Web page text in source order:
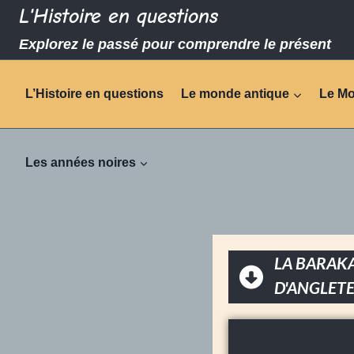
L'Histoire en questions
Explorez le passé pour comprendre le présent
L’Histoire en questions Le monde antique Le
Les années noires
LA